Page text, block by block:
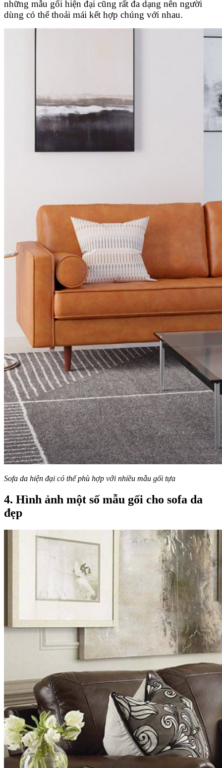
những mẫu gối hiện đại cũng rất đa dạng nên người
dùng có thể thoải mái kết hợp chúng với nhau.
Sofa da hiện đại có thể phù hợp với nhiều mẫu gối tựa
4. Hình ảnh một số mẫu gối cho sofa da
đẹp